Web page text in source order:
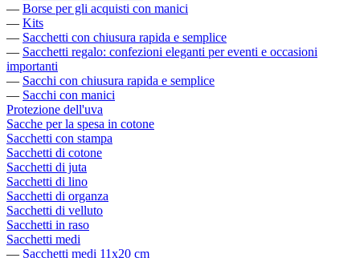
— Borse per gli acquisti con manici
— Kits
— Sacchetti con chiusura rapida e semplice
— Sacchetti regalo: confezioni eleganti per eventi e occasioni
importanti
— Sacchi con chiusura rapida e semplice
— Sacchi con manici
Protezione dell'uva
Sacche per la spesa in cotone
Sacchetti con stampa
Sacchetti di cotone
Sacchetti di juta
Sacchetti di lino
Sacchetti di organza
Sacchetti di velluto
Sacchetti in raso
Sacchetti medi
— Sacchetti medi 11x20 cm